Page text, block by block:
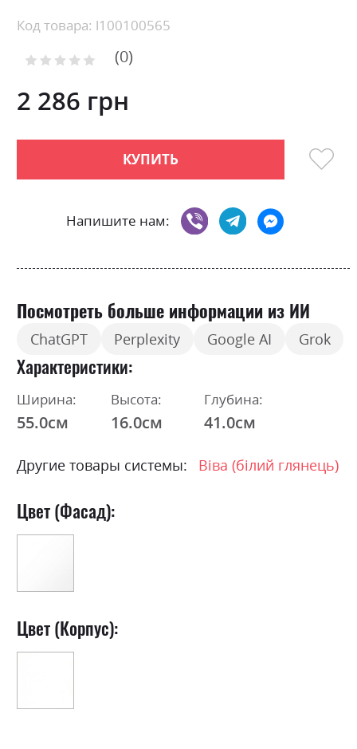
beginning
the
gallery
Код товара: l100100565
Рейтинг: 0
2 286 грн
КУПИТЬ
Напишите нам:
Посмотреть больше информации из ИИ
ChatGPT Perplexity Google AI Grok
Характеристики
Ширина:
55.0см
Высота:
16.0см
Глубина:
41.0см
Другие товары системы: Віва (білий глянець)
Цвет (Фасад):
Цвет (Корпус):